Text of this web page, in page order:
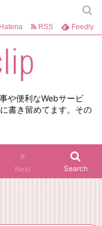
や便利なWebサービ
書き留めてます。その
»
Next Search
Hatena RSS Feedly